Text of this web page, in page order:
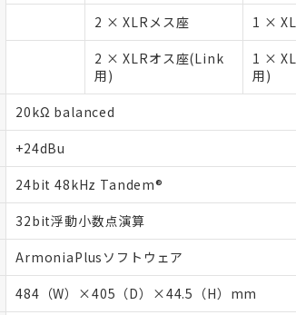
2 × XLRメス座
1 ×
2 × XLRオス座(Link
用)
1 ×
用)
20kΩ balanced
+24dBu
24bit 48kHz Tandem®
32bit浮動小数点演算
ArmoniaPlusソフトウェア
484（W）×405（D）×44.5（H）mm